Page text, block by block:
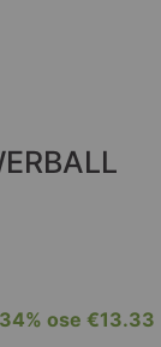
34% ose €13.33